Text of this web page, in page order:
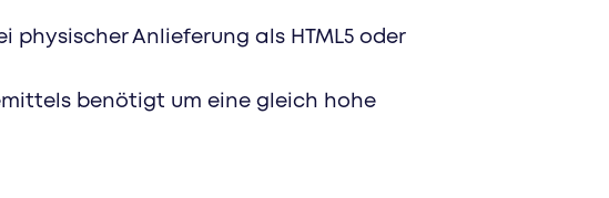
physischer Anlieferung als HTML5 oder
benötigt um eine gleich hohe